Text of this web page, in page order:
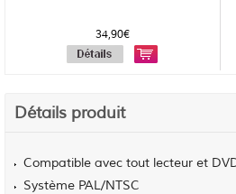
34,90€
Détails produit
Compatible avec tout lecteur et
Système PAL/NTSC